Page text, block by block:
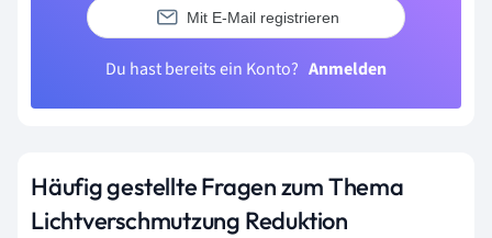
Mit E-Mail registrieren
Du hast bereits ein Konto? Anmelden
Häufig gestellte Fragen zum Thema
Lichtverschmutzung Reduktion